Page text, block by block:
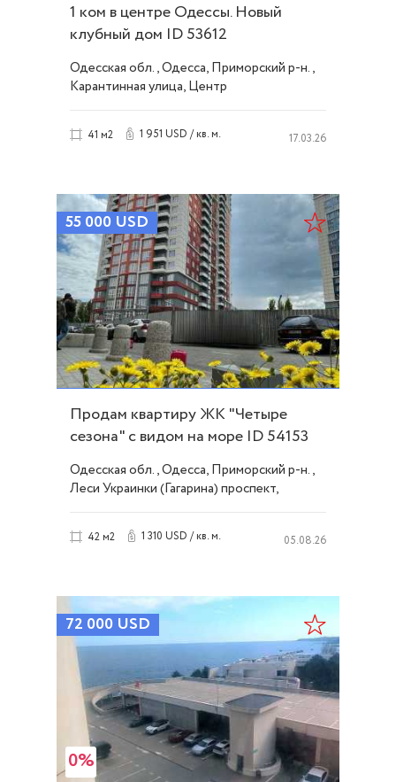
1 ком в центре Одессы. Новый
клубный дом ID 53612
Одесская обл., Одесса, Приморский р-н.,
Карантинная улица, Центр
41 м2 1 951 USD / кв. м. 17.03.26
55 000 USD
Продам квартиру ЖК "Четыре
сезона" с видом на море ID 54153
Одесская обл., Одесса, Приморский р-н.,
Леси Украинки (Гагарина) проспект,
42 м2 1 310 USD / кв. м. 05.08.26
72 000 USD
0%